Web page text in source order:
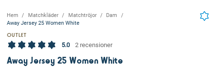
Hem Matchkläder Matchtröjor
Dam
Away Jersey 25 Women White
OUTLET
5.0 2 recensioner
Away Jersey 25 Women White